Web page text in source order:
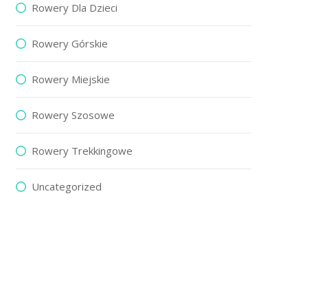
Rowery Dla Dzieci
Rowery Górskie
Rowery Miejskie
Rowery Szosowe
Rowery Trekkingowe
Uncategorized